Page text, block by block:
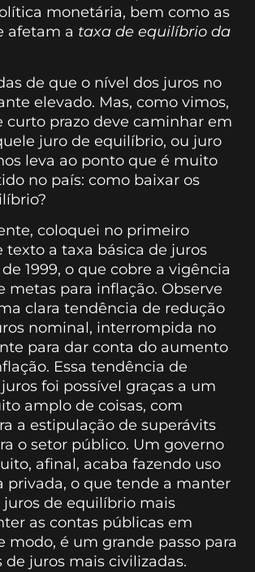
monetária, bem como as
afetam a taxa de equilíbrio da
de que o nível dos juros no
elevado. Mas, como vimos,
curto prazo deve caminhar em
juro de equilíbrio, ou juro
leva ao ponto que é muito
no país: como baixar os
coloquei no primeiro
texto a taxa básica de juros
1999, o que cobre a vigência
metas para inflação. Observe
clara tendência de redução
nominal, interrompida no
para dar conta do aumento
Essa tendência de
foi possível graças a um
amplo de coisas, com
a estipulação de superávits
o setor público. Um governo
afinal, acaba fazendo uso
privada, o que tende a manter
de equilíbrio mais
as contas públicas em
modo, é um grande passo para
de juros mais civilizadas.